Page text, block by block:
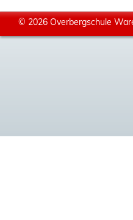
© 2026 Overbergschule